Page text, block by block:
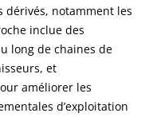
dérivés, notamment les
inclue des
long de chaines de
et
améliorer les
d’exploitation